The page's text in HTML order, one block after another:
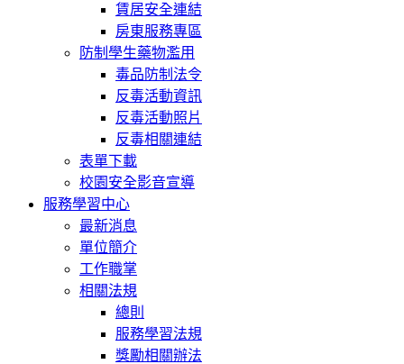
賃居安全連結
房東服務專區
防制學生藥物濫用
毒品防制法令
反毒活動資訊
反毒活動照片
反毒相關連結
表單下載
校園安全影音宣導
服務學習中心
最新消息
單位簡介
工作職掌
相關法規
總則
服務學習法規
獎勵相關辦法